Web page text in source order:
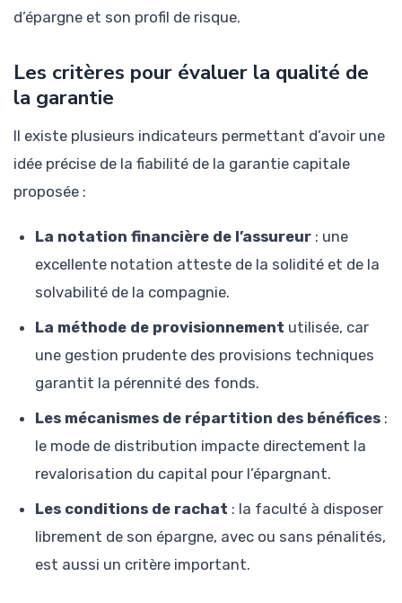
d’épargne et son profil de risque.
Les critères pour évaluer la qualité de
la garantie
Il existe plusieurs indicateurs permettant d’avoir une
idée précise de la fiabilité de la garantie capitale
proposée :
La notation financière de l’assureur : une
excellente notation atteste de la solidité et de la
solvabilité de la compagnie.
La méthode de provisionnement utilisée, car
une gestion prudente des provisions techniques
garantit la pérennité des fonds.
Les mécanismes de répartition des bénéfices :
le mode de distribution impacte directement la
revalorisation du capital pour l’épargnant.
Les conditions de rachat : la faculté à disposer
librement de son épargne, avec ou sans pénalités,
est aussi un critère important.